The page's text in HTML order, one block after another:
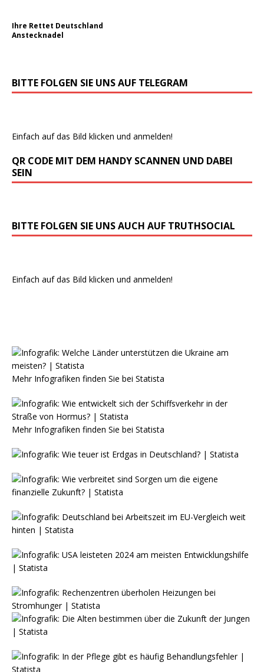
Ihre Rettet Deutschland
Anstecknadel
BITTE FOLGEN SIE UNS AUF TELEGRAM
Einfach auf das Bild klicken und anmelden!
QR CODE MIT DEM HANDY SCANNEN UND DABEI
SEIN
BITTE FOLGEN SIE UNS AUCH AUF TRUTHSOCIAL
Einfach auf das Bild klicken und anmelden!
Mehr Infografiken finden Sie bei Statista
Mehr Infografiken finden Sie bei Statista